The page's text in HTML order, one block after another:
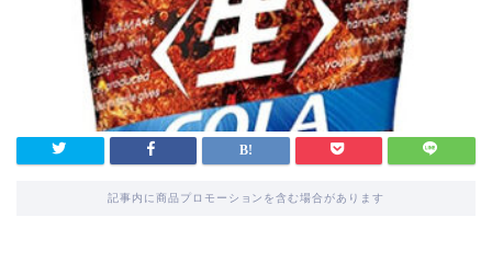
記事内に商品プロモーションを含む場合があります